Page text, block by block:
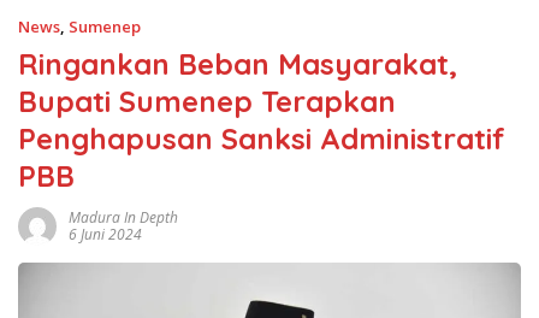
News, Sumenep
Ringankan Beban Masyarakat,
Bupati Sumenep Terapkan
Penghapusan Sanksi Administratif
PBB
Madura In Depth
6 Juni 2024